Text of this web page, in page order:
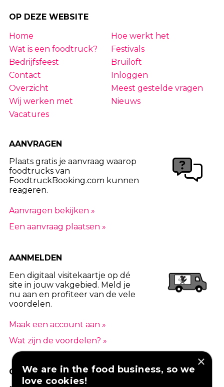
OP DEZE WEBSITE
Home
Hoe werkt het
Wat is een foodtruck?
Festivals
Bedrijfsfeest
Bruiloft
Contact
Inloggen
Overzicht
Meest gestelde vragen
Wij werken met
Nieuws
Vacatures
AANVRAGEN
Plaats gratis je aanvraag waarop
foodtrucks van
FoodtruckBooking.com kunnen
reageren.
Aanvragen bekijken »
Een aanvraag plaatsen »
AANMELDEN
Een digitaal visitekaartje op dé
site in jouw vakgebied. Meld je
nu aan en profiteer van de vele
voordelen.
Maak een account aan »
Wat zijn de voordelen? »
GOED VERZEKERD ONDERNEMEN?
×
We are in the food business, so we
love cookies!